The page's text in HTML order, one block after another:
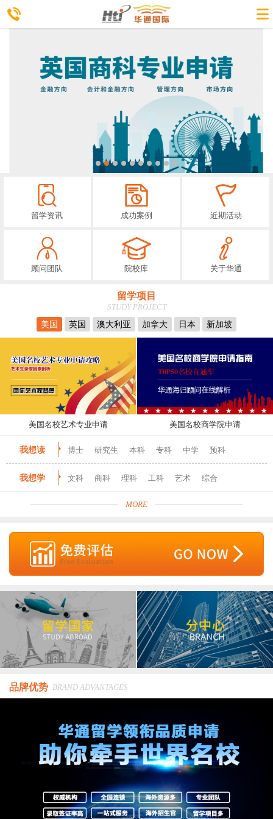
留学资讯 成功案例 近期活动
顾问团队 院校库 关于华通
留学项目
STUDY PROJECT
美国
英国 澳大利亚 加拿大 日本 新加坡
美国名校艺术专业申请 美国名校商学院申请
我想读 博士 研究生 本科 专科 中学 预科
我想学 文科 商科 理科 工科 艺术 综合
MORE
品牌优势 BRAND ADVANTAGES